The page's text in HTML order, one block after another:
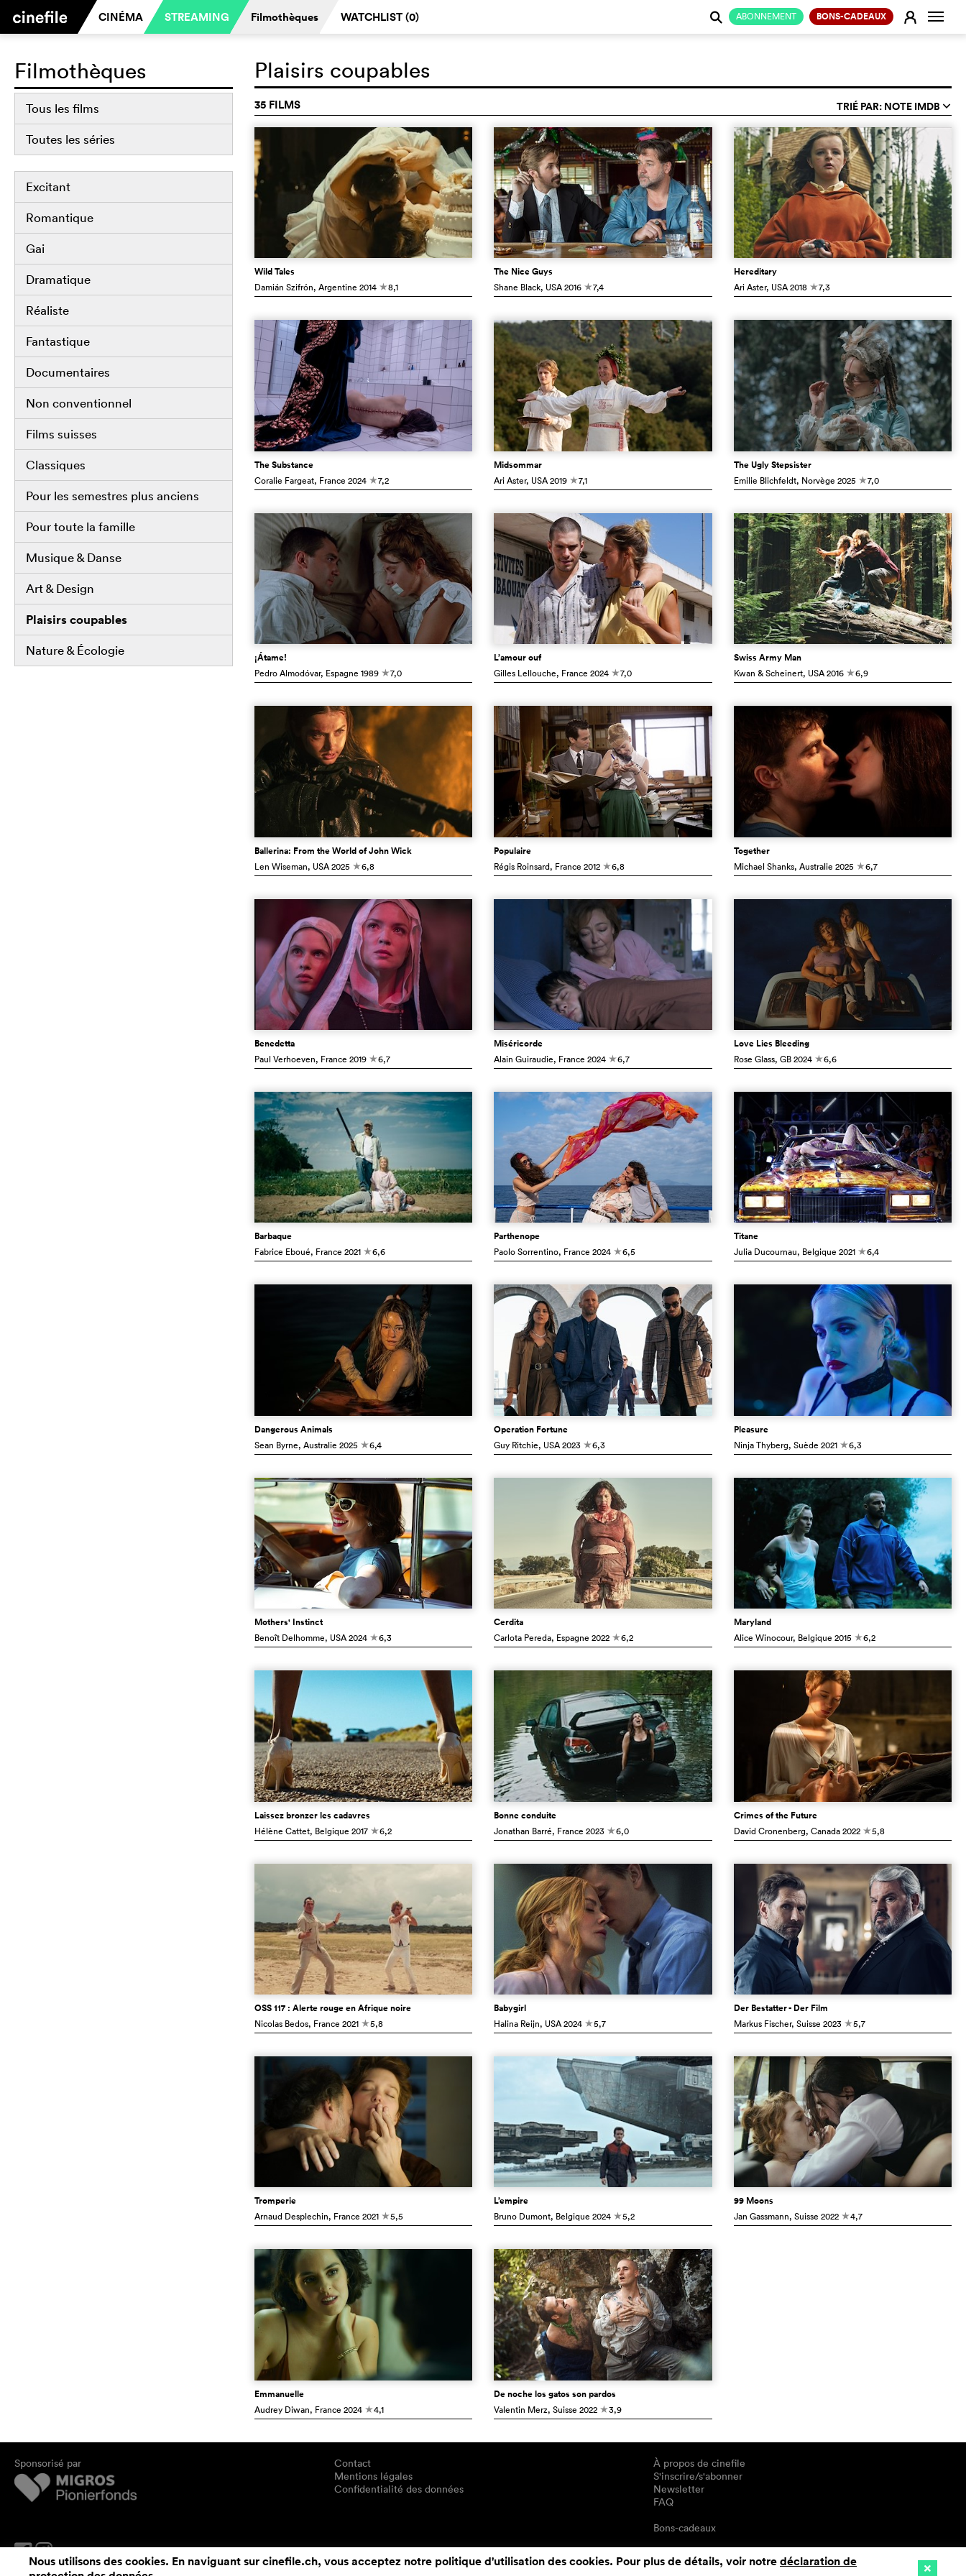
CINÉMA STREAMING Filmothèques WATCHLIST (0) ABONNEMENT BONS-CADEAUX E
j
Filmothèques
Tous les films
Toutes les séries
Excitant
Romantique
Gai
Dramatique
Réaliste
Fantastique
Documentaires
Non conventionnel
Films suisses
Classiques
Pour les semestres plus anciens
Pour toute la famille
Musique & Danse
Art & Design
Plaisirs coupables
Nature & Écologie
Plaisirs coupables
TRIÉ PAR: NOTE IMDB q
35 FILMS
Wild Tales
Damián Szifrón, Argentine 2014 c8,1
The Nice Guys
Shane Black, USA2016 c7,4
Hereditary
Ari Aster, USA2018 c7,3
The Substance
Coralie Fargeat, France 2024 c7,2
Midsommar
Ari Aster, USA2019 c7,1
The Ugly Stepsister
Emilie Blichfeldt, Norvège 2025 c7,0
¡Átame!
Pedro Almodóvar, Espagne 1989 c7,0
L’amour ouf
Gilles Lellouche, France 2024 c7,0
Swiss Army Man
Kwan & Scheinert, USA2016 c6,9
Ballerina: From the World of John Wick
Len Wiseman, USA2025 c6,8
Populaire
Régis Roinsard, France 2012 c6,8
Together
Michael Shanks, Australie 2025 c6,7
Benedetta
Paul Verhoeven, France 2019 c6,7
Miséricorde
Alain Guiraudie, France 2024 c6,7
Love Lies Bleeding
Rose Glass, GB2024 c6,6
Barbaque
Fabrice Eboué, France 2021 c6,6
Parthenope
Paolo Sorrentino, France 2024 c6,5
Titane
Julia Ducournau, Belgique 2021 c6,4
Dangerous Animals
Sean Byrne, Australie 2025 c6,4
Operation Fortune
Guy Ritchie, USA2023 c6,3
Pleasure
Ninja Thyberg, Suède 2021 c6,3
Mothers' Instinct
Benoît Delhomme, USA2024 c6,3
Cerdita
Carlota Pereda, Espagne 2022 c6,2
Maryland
Alice Winocour, Belgique 2015 c6,2
Laissez bronzer les cadavres
Hélène Cattet, Belgique 2017 c6,2
Bonne conduite
Jonathan Barré, France 2023 c6,0
Crimes of the Future
David Cronenberg, Canada2022 c5,8
OSS 117 : Alerte rouge en Afrique noire
Nicolas Bedos, France 2021 c5,8
Babygirl
Halina Reijn, USA2024 c5,7
Der Bestatter - Der Film
Markus Fischer, Suisse 2023 c5,7
Tromperie
Arnaud Desplechin, France 2021 c5,5
L’empire
Bruno Dumont, Belgique 2024 c5,2
99 Moons
Jan Gassmann, Suisse 2022 c4,7
Emmanuelle
Audrey Diwan, France 2024 c4,1
De noche los gatos son pardos
Valentin Merz, Suisse 2022 c3,9
Sponsorisé par
Contact
Mentions légales
Confidentialité des données
À propos de cinefile
S'inscrire/s'abonner
Newsletter
FAQ
Bons-cadeaux
Nous utilisons des cookies. En naviguant sur cinefile.ch, vous acceptez notre politique d'utilisation des cookies. Pour plus de détails, voir notredéclaration de